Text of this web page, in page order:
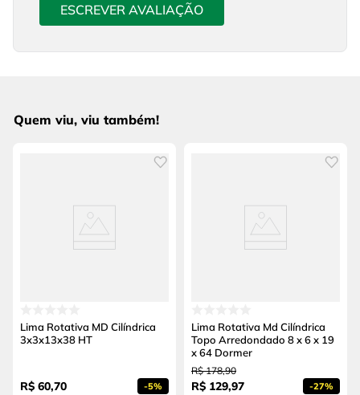
ESCREVER AVALIAÇÃO
Quem viu, viu também!
Lima Rotativa MD Cilíndrica
3x3x13x38 HT
R$ 60,70 -5%
Lima Rotativa Md Cilíndrica
Topo Arredondado 8 x 6 x 19
x 64 Dormer
R$ 178,90
R$ 129,97 -27%